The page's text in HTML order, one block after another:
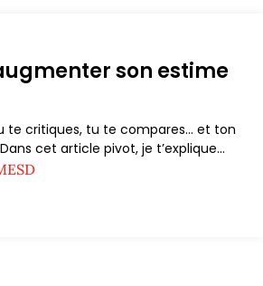
son estime
te critiques, tu te compares… et ton
cet article pivot, je t’explique...